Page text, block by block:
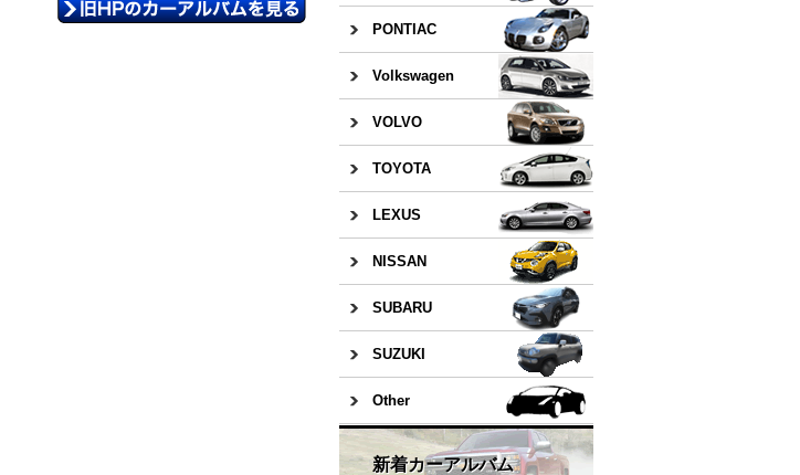
PONTIAC
Volkswagen
VOLVO
TOYOTA
LEXUS
NISSAN
SUBARU
SUZUKI
Other
新着カーアルバム